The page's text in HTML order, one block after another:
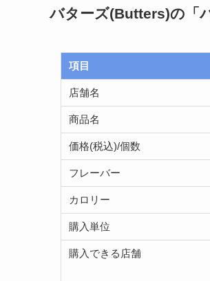
バターズ(Butters)の「
項目
店舗名
商品名
価格(税込)/個数
フレーバー
カロリー
購入単位
購入できる店舗